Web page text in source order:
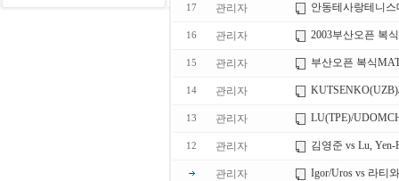
17 관리자 안동테사랑테니
16 관리자 2003부산오픈 복
15 관리자 부산오픈 복식
14 관리자
13 관리자 LU(TPE)/
12 관리자 김영준 vs Lu, Yen-
관리자 Igor/Uros vs 라티